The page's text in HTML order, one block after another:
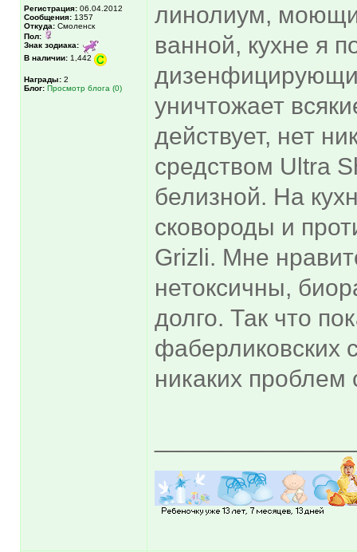
Регистрация: 06.04.2012
Сообщения: 1357
Откуда: Смоленск
Пол:
Знак зодиака:
В наличии: 1,442
Награды: 2
Блог: Просмотр блога (0)
линолиум,
ванной, кухне я
уничтожает
действует, нет
средством Ultra
белизной. На
сковороды и
Grizli. Мне
нетоксичны,
долго. Так что
фаберликовских
никаких